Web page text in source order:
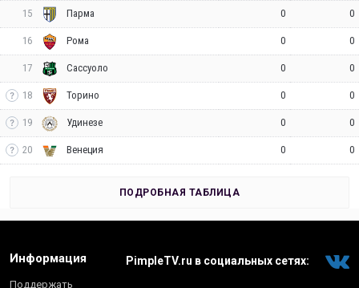
15 Парма 0 0
16 Рома 0 0
17 Сассуоло 0 0
18 Торино 0 0
19 Удинезе 0 0
20 Венеция 0 0
ПОДРОБНАЯ ТАБЛИЦА
Информация
Поддержать
PimpleTV.ru в социальных сетях: